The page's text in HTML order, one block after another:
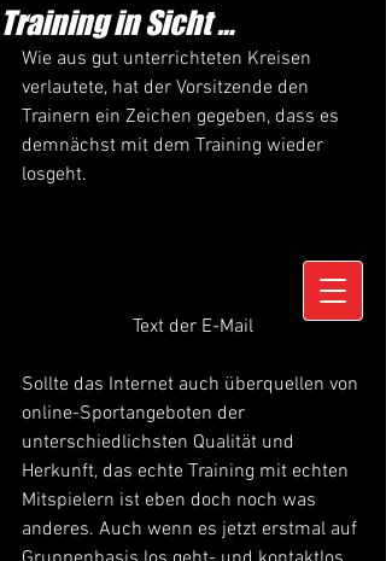
Training in Sicht …
Wie aus gut unterrichteten Kreisen
verlautete, hat der Vorsitzende den
Trainern ein Zeichen gegeben, dass es
demnächst mit dem Training wieder
losgeht.
Text der E-Mail
Sollte das Internet auch überquellen von
online-Sportangeboten der
unterschiedlichsten Qualität und
Herkunft, das echte Training mit echten
Mitspielern ist eben doch noch was
anderes. Auch wenn es jetzt erstmal auf